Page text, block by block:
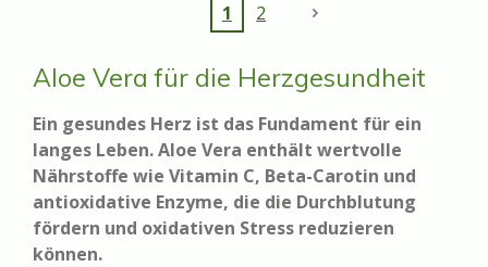
1 2
Aloe Vera für die Herzgesundheit
Ein gesundes Herz ist das Fundament für ein
langes Leben. Aloe Vera enthält wertvolle
Nährstoffe wie Vitamin C, Beta-Carotin und
antioxidative Enzyme, die die Durchblutung
fördern und oxidativen Stress reduzieren
können.